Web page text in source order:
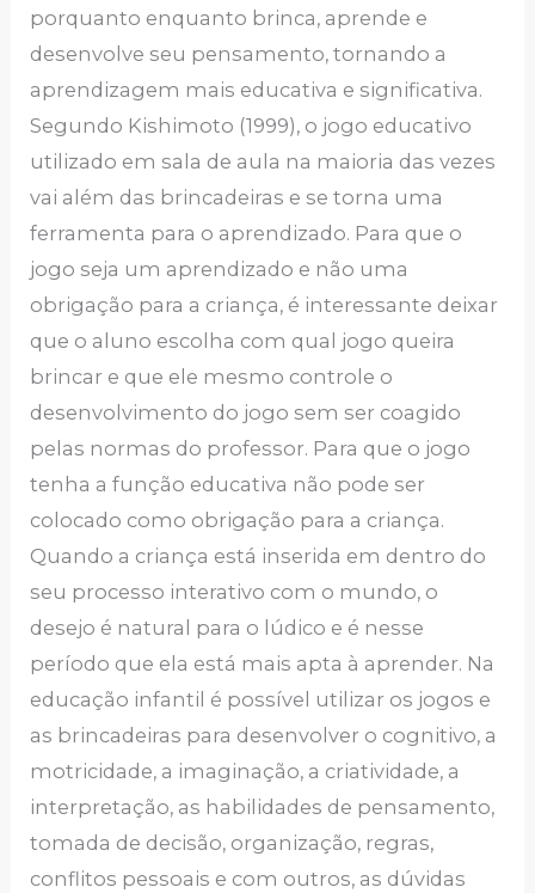
porquanto enquanto brinca, aprende e
desenvolve seu pensamento, tornando a
aprendizagem mais educativa e significativa.
Segundo Kishimoto (1999), o jogo educativo
utilizado em sala de aula na maioria das vezes
vai além das brincadeiras e se torna uma
ferramenta para o aprendizado. Para que o
jogo seja um aprendizado e não uma
obrigação para a criança, é interessante deixar
que o aluno escolha com qual jogo queira
brincar e que ele mesmo controle o
desenvolvimento do jogo sem ser coagido
pelas normas do professor. Para que o jogo
tenha a função educativa não pode ser
colocado como obrigação para a criança.
Quando a criança está inserida em dentro do
seu processo interativo com o mundo, o
desejo é natural para o lúdico e é nesse
período que ela está mais apta à aprender. Na
educação infantil é possível utilizar os jogos e
as brincadeiras para desenvolver o cognitivo, a
motricidade, a imaginação, a criatividade, a
interpretação, as habilidades de pensamento,
tomada de decisão, organização, regras,
conflitos pessoais e com outros, as dúvidas